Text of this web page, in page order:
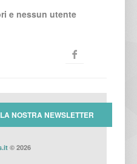
e nessun utente
© 2026